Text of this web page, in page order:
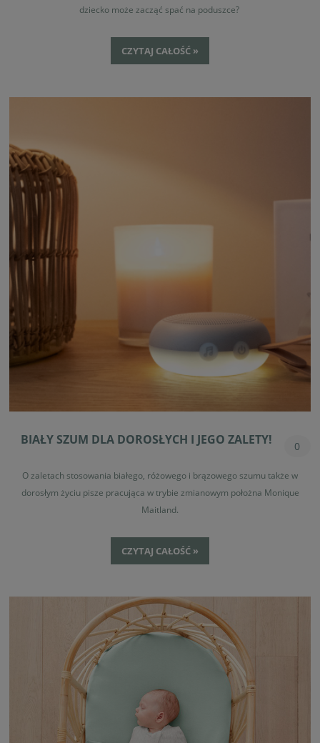
dziecko może zacząć spać na poduszce?
CZYTAJ CAŁOŚĆ »
BIAŁY SZUM DLA DOROSŁYCH I JEGO ZALETY! 0
O zaletach stosowania białego, różowego i brązowego szumu także w
dorosłym życiu pisze pracująca w trybie zmianowym położna Monique
Maitland.
CZYTAJ CAŁOŚĆ »